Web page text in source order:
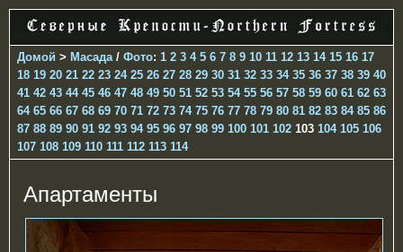
Домой > Масада / Фото: 1 2 3 4 5 6 7 8 9 10 11 12 13 14 15 16 17
18 19 20 21 22 23 24 25 26 27 28 29 30 31 32 33 34 35 36 37 38 39 40
41 42 43 44 45 46 47 48 49 50 51 52 53 54 55 56 57 58 59 60 61 62 63
64 65 66 67 68 69 70 71 72 73 74 75 76 77 78 79 80 81 82 83 84 85 86
87 88 89 90 91 92 93 94 95 96 97 98 99 100 101 102 103 104 105 106
107 108 109 110 111 112 113 114
Апартаменты